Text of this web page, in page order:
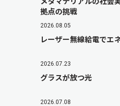
拠点の挑戦
2026.08.05
レーザー無線給電でエ
2026.07.23
グラスが放つ光
2026.07.08